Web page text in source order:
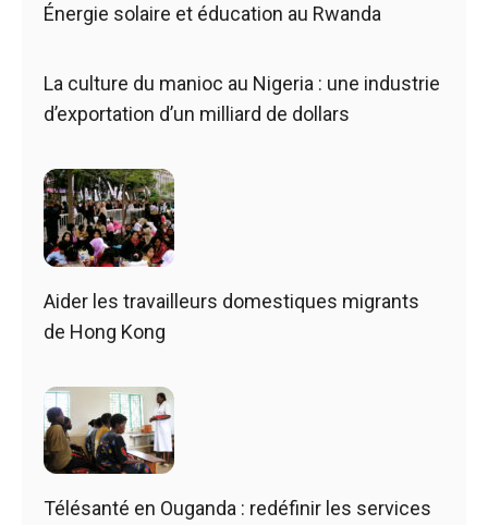
Énergie solaire et éducation au Rwanda
La culture du manioc au Nigeria : une industrie
d’exportation d’un milliard de dollars
Aider les travailleurs domestiques migrants
de Hong Kong
Télésanté en Ouganda : redéfinir les services